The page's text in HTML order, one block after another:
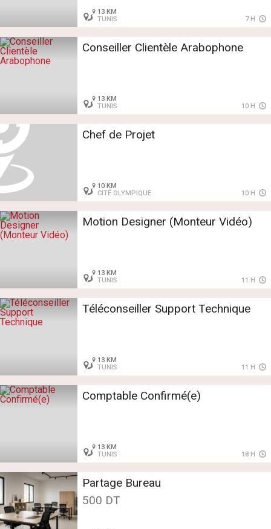
13 KM
TUNIS
7 H
Conseiller Clientèle Arabophone
13 KM
TUNIS
10 H
Chef de Projet
10 KM
CITÉ OLYMPIQUE
10 H
Motion Designer (Monteur Vidéo)
13 KM
TUNIS
11 H
Téléconseiller Support Technique
13 KM
TUNIS
11 H
Comptable Confirmé(e)
13 KM
TUNIS
18 H
Partage Bureau
500 DT